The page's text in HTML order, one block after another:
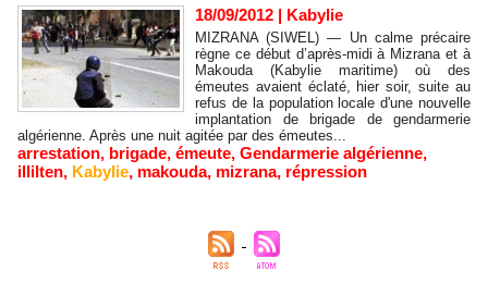
18/09/2012 | Kabylie
MIZRANA (SIWEL) — Un calme précaire
règne ce début d’après-midi à Mizrana et à
Makouda (Kabylie maritime) où des
émeutes avaient éclaté, hier soir, suite au
refus de la population locale d'une nouvelle
implantation de brigade de gendarmerie
algérienne. Après une nuit agitée par des émeutes...
arrestation, brigade, émeute, Gendarmerie algérienne,
illilten, Kabylie, makouda, mizrana, répression